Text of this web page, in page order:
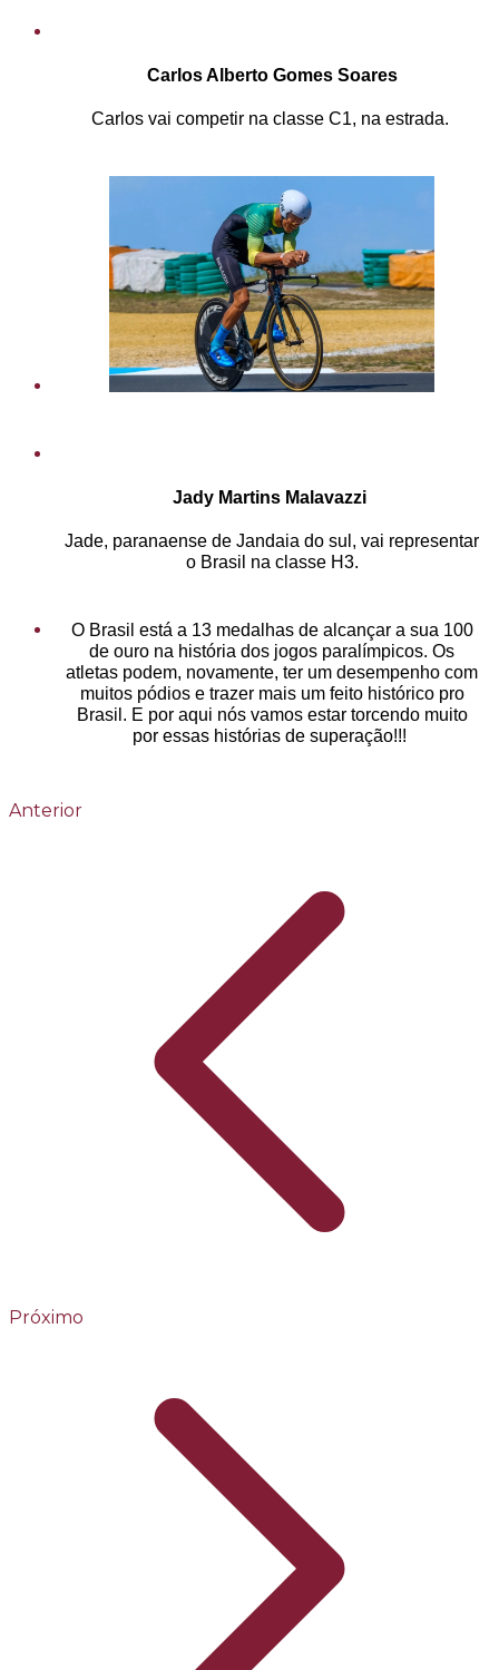
Carlos Alberto Gomes Soares
Carlos vai competir na classe C1, na estrada.
Jady Martins Malavazzi
Jade, paranaense de Jandaia do sul, vai representar
o Brasil na classe H3.
O Brasil está a 13 medalhas de alcançar a sua 100
de ouro na história dos jogos paralímpicos. Os
atletas podem, novamente, ter um desempenho com
muitos pódios e trazer mais um feito histórico pro
Brasil. E por aqui nós vamos estar torcendo muito
por essas histórias de superação!!!
Anterior
Próximo